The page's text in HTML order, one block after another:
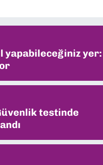
yapabileceğiniz yer:
testinde